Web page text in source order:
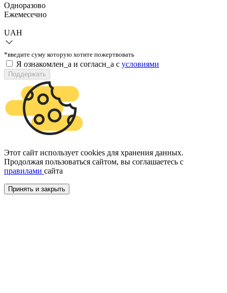
Одноразово
Ежемесечно
UAH
*введите суму которую хотите пожертвовать
Я ознакомлен_а и согласн_а c условиями
Поддержать
Этот сайт использует cookies для хранения данных.
Продолжая пользоваться сайтом, вы соглашаетесь с
правилами сайта
Принять и закрыть